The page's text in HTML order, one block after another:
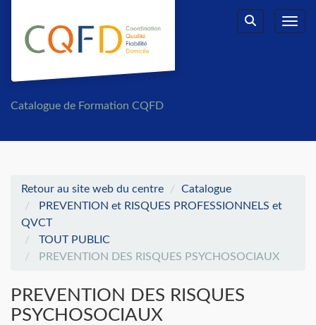
Rechercher
Catalogue de Formation CQFD
Retour au site web du centre
Catalogue
PREVENTION et RISQUES PROFESSIONNELS et
QVCT
TOUT PUBLIC
PREVENTION DES RISQUES PSYCHOSOCIAUX
PREVENTION DES RISQUES
PSYCHOSOCIAUX